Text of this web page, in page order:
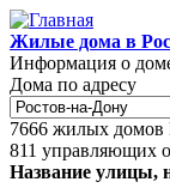
Перейти к
Жилые дома в
Информация о
Дома по адресу
7666 жилых домов
811 управляющих
Название улицы,